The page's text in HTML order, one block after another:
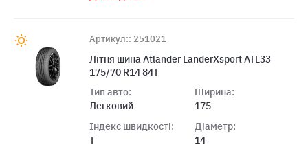
Артикул:: 251021
Літня шина Atlander LanderXsport ATL33
175/70 R14 84T
Тип авто:
Легковий
Індекс швидкості:
T
Ширина:
175
Діаметр:
14